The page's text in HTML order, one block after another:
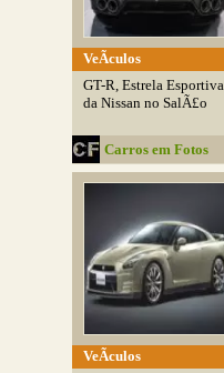
VeÃ­culos
GT-R, Estrela Esportiva
da Nissan no SalÃ£o
Carros em Fotos
VeÃ­culos